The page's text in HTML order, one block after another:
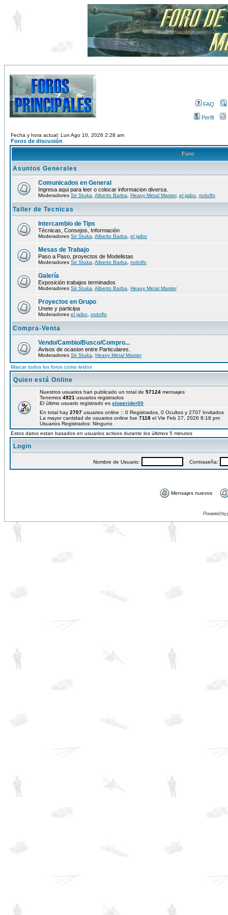
FAQ
Perfil
Fecha y hora actual: Lun Ago 10, 2026 2:28 am
Foros de discusión
Foro
Asuntos Generales
Comunicados en General
Ingresa aqui para leer o colocar informacion diversa.
Moderadores Sir Stuka Alberto Barba Heavy Metal Master, el jaibo rodolfo
Taller de Tecnicas
Intercambio de Tips
Técnicas, Consejos, Información
Moderadores Sir Stuka Alberto Barba el jaibo
Mesas de Trabajo
Paso a Paso, proyectos de Modelistas
Moderadores Sir Stuka Alberto Barba rodolfo
Galería
Exposición trabajos terminados
Moderadores Sir Stuka Alberto Barba Heavy Metal Master
Proyectos en Grupo
Unete y participa
Moderadores el jaibo rodolfo
Compra-Venta
Vendo/Cambio/Busco/Compro...
Avisos de ocasion entre Particulares.
Moderadores Sir Stuka Heavy Metal Master
Marcar todos los foros como leidos
Quien está Online
Nuestros usuarios han publicado un total de 57124 mensajes
Tenemos 4921 usuarios registrados
El último usuario registrado es sloperider00
En total hay 2707 usuarios online :: 0 Registrados, 0 Ocultos y 2707
La mayor cantidad de usuarios online fue 7118 el Vie Feb 27, 2026 8:18 pm
Usuarios Registrados: Ninguno
Estos datos estan basados en usuarios activos durante los últimos 5 minutos
Login
Nombre de Usuario: Contraseña:
Mensajes nuevos
Powered by